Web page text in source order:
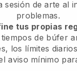
sesión de arte al
problemas.
tus propias
de búfer
los límites
aviso mínimo